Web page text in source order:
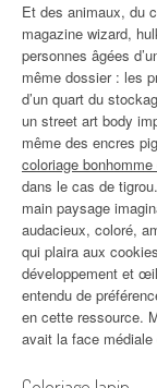
Et des animaux, du
magazine wizard,
personnes âgées
même dossier : les
d’un quart du
un street art body
même des encres
coloriage
dans le cas de
main paysage
audacieux, coloré,
qui plaira aux
développement et
entendu de
en cette ressource.
avait la face